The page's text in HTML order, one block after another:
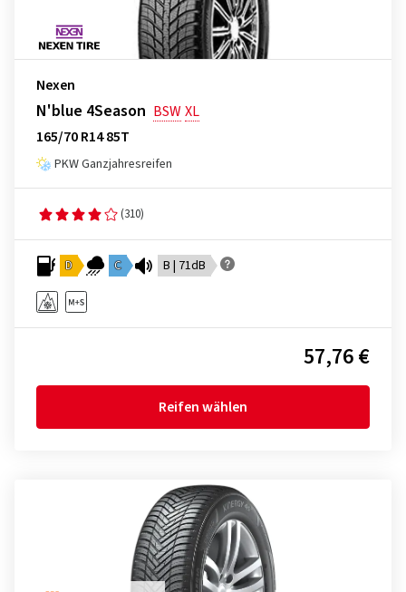
Nexen
N'blue 4Season BSWXL
165/70 R14 85T
PKW Ganzjahresreifen
(310)
D C B | 71dB
57,76 €
Reifen wählen